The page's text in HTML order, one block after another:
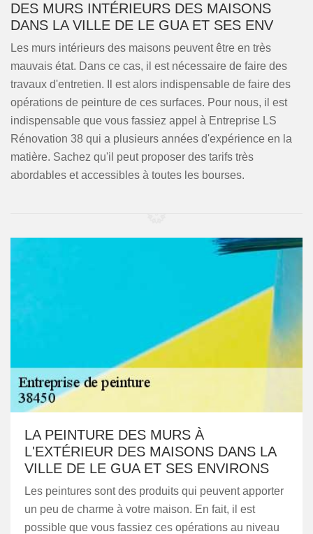
DES MURS INTÉRIEURS DES MAISONS
DANS LA VILLE DE LE GUA ET SES ENV
Les murs intérieurs des maisons peuvent être en très
mauvais état. Dans ce cas, il est nécessaire de faire des
travaux d'entretien. Il est alors indispensable de faire des
opérations de peinture de ces surfaces. Pour nous, il est
indispensable que vous fassiez appel à Entreprise LS
Rénovation 38 qui a plusieurs années d'expérience en la
matière. Sachez qu'il peut proposer des tarifs très
abordables et accessibles à toutes les bourses.
LA PEINTURE DES MURS À
L'EXTÉRIEUR DES MAISONS DANS LA
VILLE DE LE GUA ET SES ENVIRONS
Les peintures sont des produits qui peuvent apporter
un peu de charme à votre maison. En fait, il est
possible que vous fassiez ces opérations au niveau